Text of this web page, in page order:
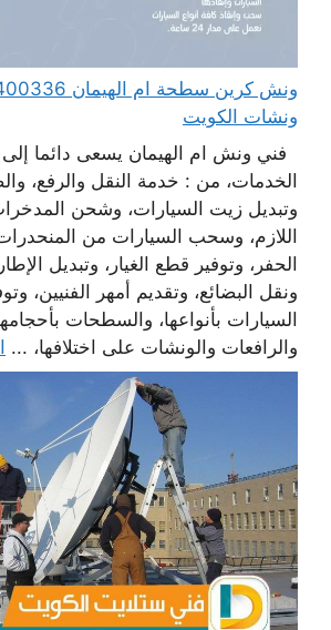
ونشات الكويت
فني ونش ام الهيمان يسعى دائما
الخدمات، من : خدمة النقل والرفع،
وتبديل زيت السيارات، وشحن
اللازم، وسحب السيارات من
الحفر، وتوفير قطع الغيار، وتبديل
ونقل البضائع، وتقديم أمهر الفنيين،
السيارات بأنواعها، والسطحات
والرافعات والونشات على اختلافها، ...